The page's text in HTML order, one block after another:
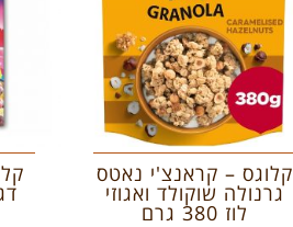
קלוגס – קראנצ'י נאטס
גרנולה שוקולד ואגוזי
לוז 380 גרם